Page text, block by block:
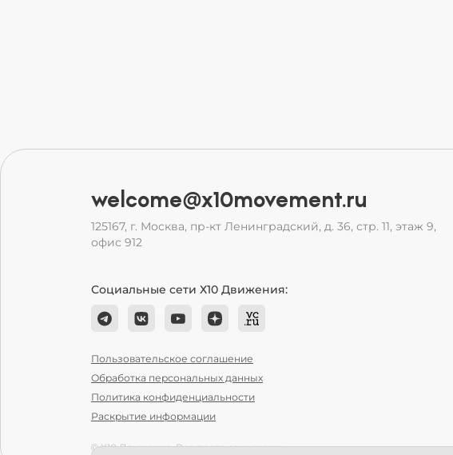
welcome@x10movement.ru
125167, г. Москва, пр-кт Ленинградский, д. 36, стр. 11, этаж 9,
офис 912
Социальные сети Х10 Движения:
Пользовательское соглашение
Обработка персональных данных
Политика конфиденциальности
Раскрытие информации
© Х10 Движение. Все права защищены.